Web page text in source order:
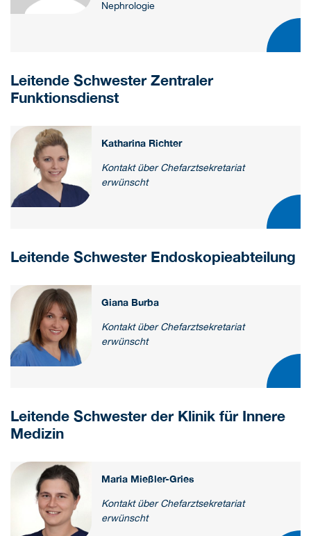
Nephrologie
Leitende Schwester Zentraler
Funktionsdienst
Katharina Richter
Kontakt über Chefarztsekretariat
erwünscht
Leitende Schwester Endoskopieabteilung
Giana Burba
Kontakt über Chefarztsekretariat
erwünscht
Leitende Schwester der Klinik für Innere
Medizin
Maria Mießler-Gries
Kontakt über Chefarztsekretariat
erwünscht